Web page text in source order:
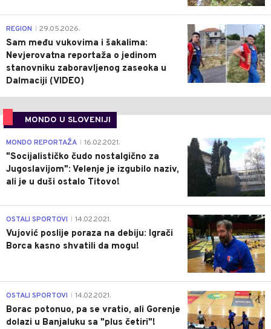
0
REGION 29.05.2026.
Sam među vukovima i šakalima:
Nevjerovatna reportaža o jedinom
stanovniku zaboravljenog zaseoka u
Dalmaciji (VIDEO)
MONDO U SLOVENIJI
4
MONDO REPORTAŽA 16.02.2021.
"Socijalističko čudo nostalgično za
Jugoslavijom": Velenje je izgubilo naziv,
ali je u duši ostalo Titovo!
1
OSTALI SPORTOVI 14.02.2021.
Vujović poslije poraza na debiju: Igrači
Borca kasno shvatili da mogu!
3
OSTALI SPORTOVI 14.02.2021.
Borac potonuo, pa se vratio, ali Gorenje
dolazi u Banjaluku sa "plus četiri"!